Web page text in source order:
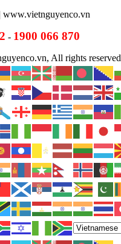
www.vietnguyenco.vn
- 1900 066 870
All rights reserved